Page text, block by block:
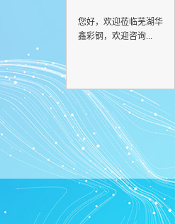
您好，欢迎莅临芜湖华
鑫彩钢，欢迎咨询...